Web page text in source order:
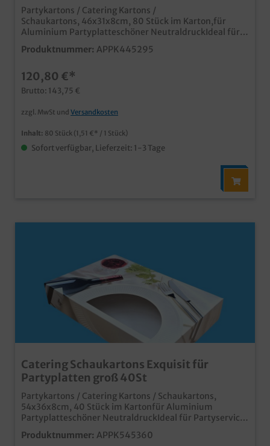
Partykartons / Catering Kartons /
Schaukartons, 46x31x8cm, 80 Stück im Karton,für
Aluminium Partyplatteschöner NeutraldruckIdeal für
Partyservice, Catering und Plattenserviceauch
individuell bedruckbarpassende Partyplatten separat
Produktnummer: APPK445295
120,80 €*
Brutto: 143,75 €
zzgl. MwSt und Versandkosten
Inhalt: 80 Stück (1,51 €* / 1 Stück)
Sofort verfügbar, Lieferzeit: 1-3 Tage
Catering Schaukartons Exquisit für
Partyplatten groß 40St
Partykartons / Catering Kartons / Schaukartons,
54x36x8cm, 40 Stück im Kartonfür Aluminium
Partyplatteschöner NeutraldruckIdeal für Partyservice,
Catering und Plattenserviceauch individuell
bedruckbarpassende Partyplatten separat im Shop
Produktnummer: APPK545360